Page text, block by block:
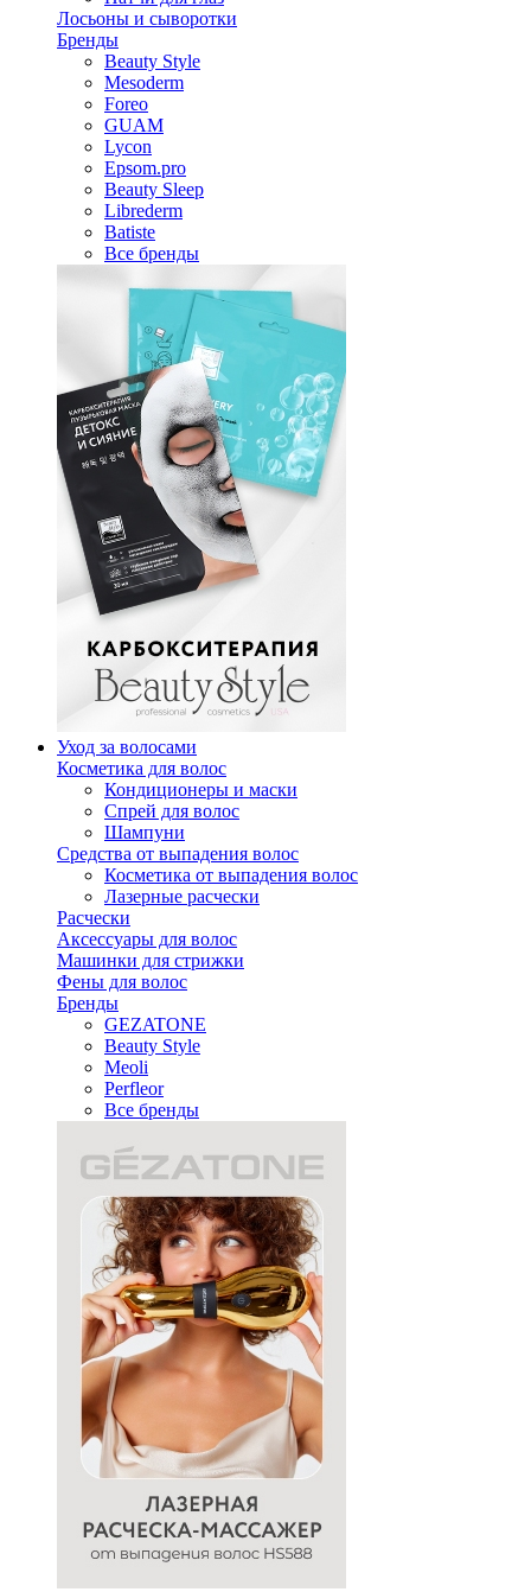
Лосьоны и сыворотки
Бренды
Beauty Style
Mesoderm
Foreo
GUAM
Lycon
Epsom.pro
Beauty Sleep
Librederm
Batiste
Все бренды
Уход за волосами
Косметика для волос
Кондиционеры и маски
Спрей для волос
Шампуни
Средства от выпадения волос
Косметика от выпадения волос
Лазерные расчески
Расчески
Аксессуары для волос
Машинки для стрижки
Фены для волос
Бренды
GEZATONE
Beauty Style
Meoli
Perfleor
Все бренды